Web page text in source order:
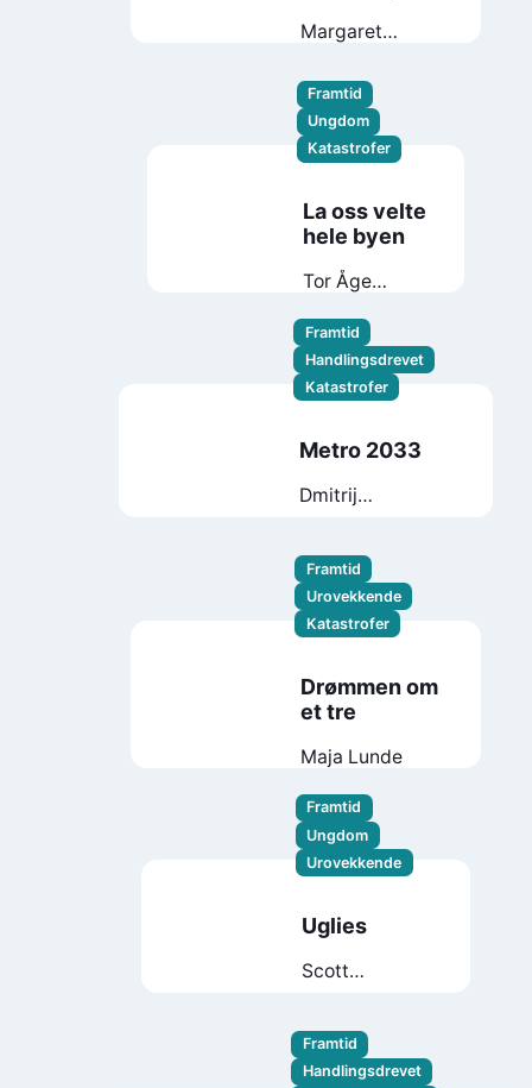
Margaret
Framtid
Ungdom
Katastrofer
La oss velte
hele byen
Tor Åge
Framtid
Handlingsdrevet
Katastrofer
Metro 2033
Dmitrij
Framtid
Urovekkende
Katastrofer
Drømmen om
et tre
Maja Lunde
Framtid
Ungdom
Urovekkende
Uglies
Scott
Framtid
Handlingsdrevet